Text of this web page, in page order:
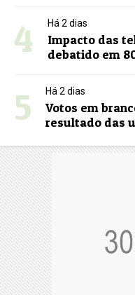
4 Há 2 dias
Impacto das
debatido em
5 Há 2 dias
Votos em
resultado das